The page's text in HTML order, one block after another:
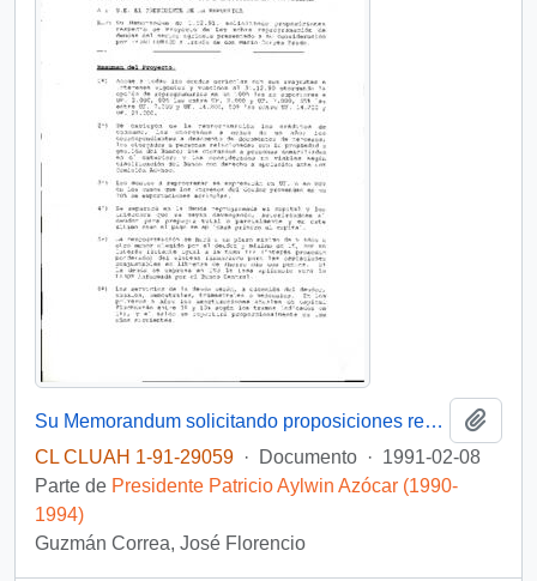
Su Memorandum solicitando proposiciones respecto de Proyecto de Ley sobre reprogramación de deudas del sector agrícola presentado a su consideración por FEDAC-Curico
CL CLUAH 1-91-29059 · Documento · 1991-02-08
Parte de Presidente Patricio Aylwin Azócar (1990-
1994)
Guzmán Correa, José Florencio